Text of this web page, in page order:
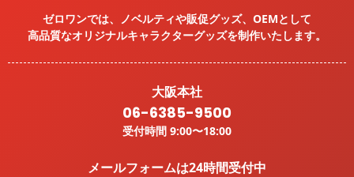
ゼロワンでは、ノベルティや販促グッズ、OEMとして
高品質なオリジナルキャラクターグッズを制作いたします。
大阪本社
06-6385-9500
受付時間 9:00〜18:00
メールフォームは24時間受付中